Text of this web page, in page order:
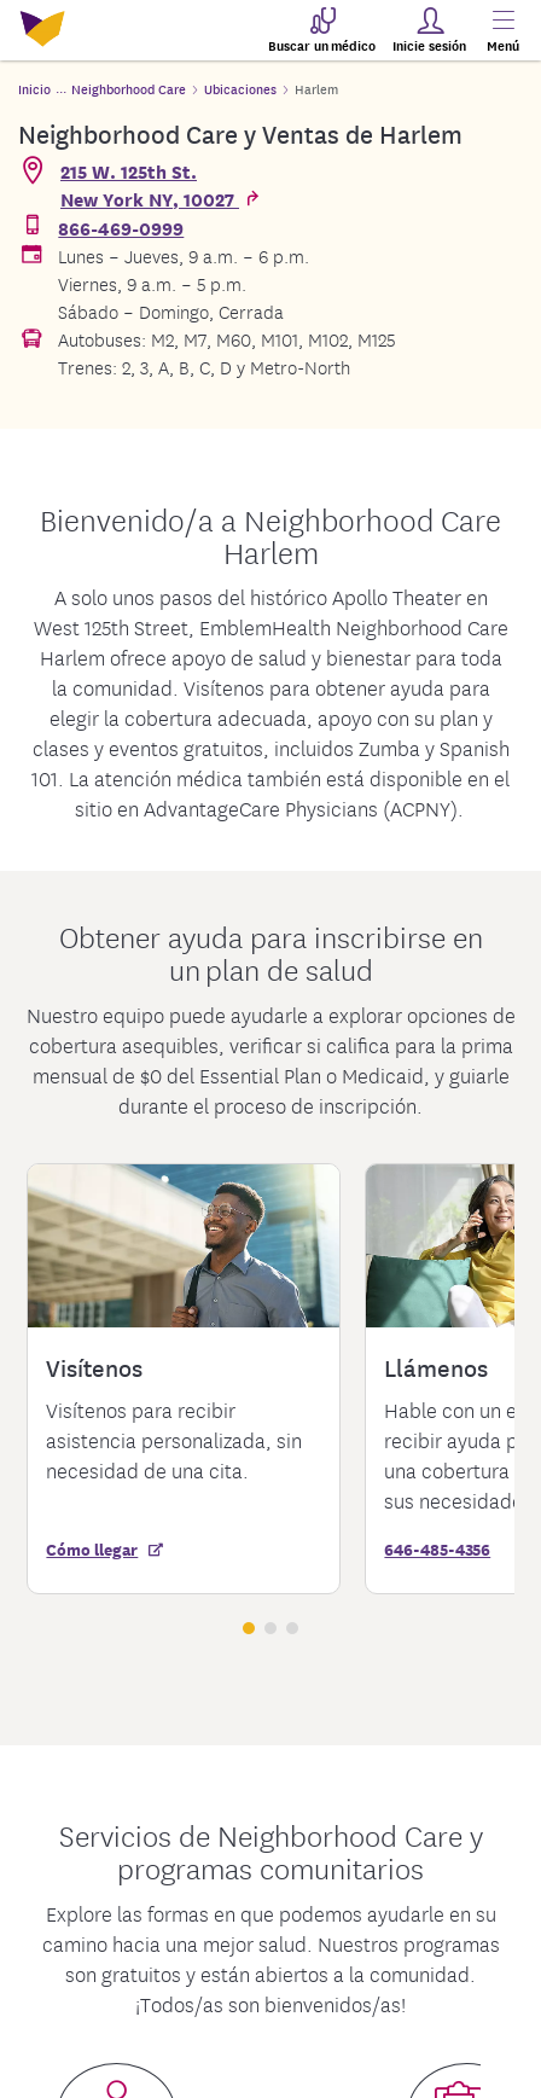
Buscar un médico Inicie sesión
Menú
Inicio
Neighborhood Care Ubicaciones Harlem
Neighborhood Care y Ventas de Harlem
215 W. 125th St.
New York NY, 10027
866-469-0999
Lunes – Jueves, 9 a.m. – 6 p.m.
Viernes, 9 a.m. – 5 p.m.
Sábado – Domingo, Cerrada
Autobuses: M2, M7, M60, M101, M102, M125
Trenes: 2, 3, A, B, C, D y Metro-North
Bienvenido/a a Neighborhood Care
Harlem
A solo unos pasos del histórico Apollo Theater en
West 125th Street, EmblemHealth Neighborhood Care
Harlem ofrece apoyo de salud y bienestar para toda
la comunidad. Visítenos para obtener ayuda para
elegir la cobertura adecuada, apoyo con su plan y
clases y eventos gratuitos, incluidos Zumba y Spanish
101. La atención médica también está disponible en el
sitio en AdvantageCare Physicians (ACPNY).
Obtener ayuda para inscribirse en
un plan de salud
Nuestro equipo puede ayudarle a explorar opciones de
cobertura asequibles, verificar si califica para la prima
mensual de $0 del Essential Plan o Medicaid, y guiarle
durante el proceso de inscripción.
Visítenos
Visítenos para recibir
asistencia personalizada, sin
necesidad de una cita.
Cómo llegar
Llámenos
Hable con un
recibir ayuda
una cobertura
sus necesidades.
646-485-4356
Servicios de Neighborhood Care y
programas comunitarios
Explore las formas en que podemos ayudarle en su
camino hacia una mejor salud. Nuestros programas
son gratuitos y están abiertos a la comunidad.
¡Todos/as son bienvenidos/as!